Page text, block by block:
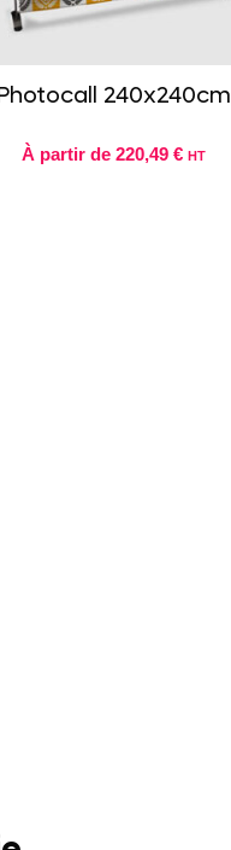
240x240cm
À partir de 220,49 € HT